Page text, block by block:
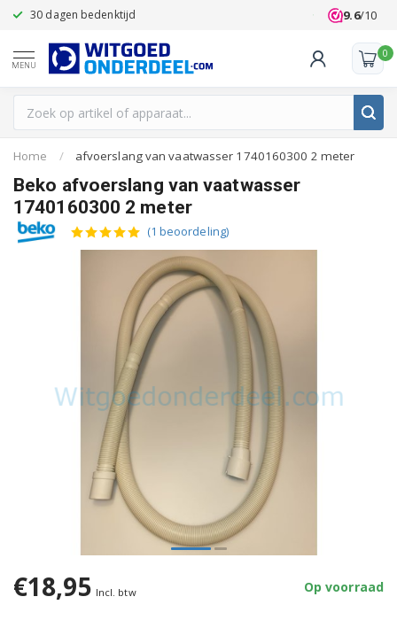
30 dagen bedenktijd Klanten
9.6/10
MENU
0
Home / afvoerslang van vaatwasser 1740160300 2 meter
Beko afvoerslang van vaatwasser
1740160300 2 meter
(1 beoordeling)
€18,95 Incl. btw Op voorraad